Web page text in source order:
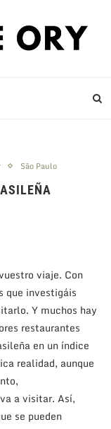
São Paulo
viaje. Con
que investigáis
Y muchos hay
restaurantes
en un índice
realidad, aunque
a visitar. Así,
se pueden